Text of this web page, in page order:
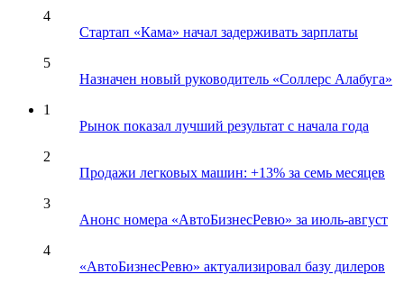
4
Стартап «Кама» начал задерживать зарплаты
5
Назначен новый руководитель «Соллерс Алабуга»
1
Рынок показал лучший результат с начала года
2
Продажи легковых машин: +13% за семь месяцев
3
Анонс номера «АвтоБизнесРевю» за июль-август
4
«АвтоБизнесРевю» актуализировал базу дилеров